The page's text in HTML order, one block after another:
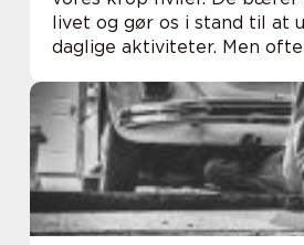
livet og gør os i stand til at
daglige aktiviteter. Men ofte